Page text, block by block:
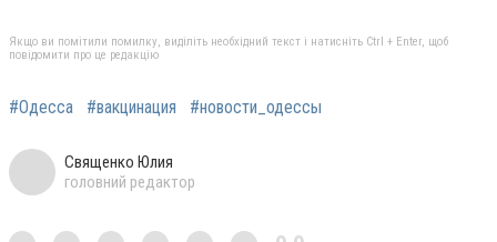
Якщо ви помітили помилку, виділіть необхідний текст і натисніть Ctrl + Enter, щоб
повідомити про це редакцію
#Одесса #вакцинация #новости_одессы
Священко Юлия
головний редактор